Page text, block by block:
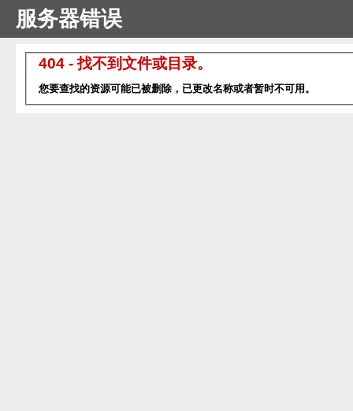
服务器错误
404 - 找不到文件或目录。
您要查找的资源可能已被删除，已更改名称或者暂时不可用。